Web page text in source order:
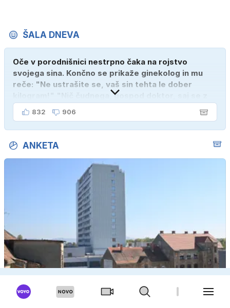
ŠALA DNEVA
Oče v porodnišnici nestrpno čaka na rojstvo
svojega sina. Končno se prikaže ginekolog in mu
reče: "Ne ustrašite se, vaš sin tehta le dober
kilogram!" "Nič čudnega, gospod doktor, saj se z
ženo poznava šele tri mesece."
832 906
ANKETA
Ali so po vašem mnenju žvižgači v javnem zdravstvu
dovolj zaščiteni?